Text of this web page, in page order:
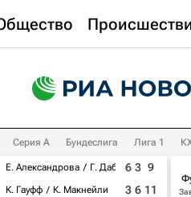
Серия А Бундеслига Лига 1
Е. Александрова
Г. Дабровски
К. Гауфф
К. Макнейли
6 3 9
3 6 11